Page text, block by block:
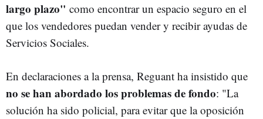
largo plazo" como encontrar un espacio seguro en el
que los vendedores puedan vender y recibir ayudas de
Servicios Sociales.
En declaraciones a la prensa, Reguant ha insistido que
no se han abordado los problemas de fondo: "La
solución ha sido policial, para evitar que la oposición